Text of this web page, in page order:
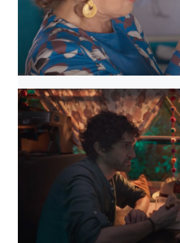
UNA NAVIDAD NO